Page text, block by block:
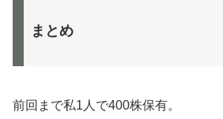
まとめ
前回まで私1人で400株保有。